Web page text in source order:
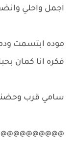
اجمل واحلي
موده ابتسمت
فكره انا كمان
سامي قرب